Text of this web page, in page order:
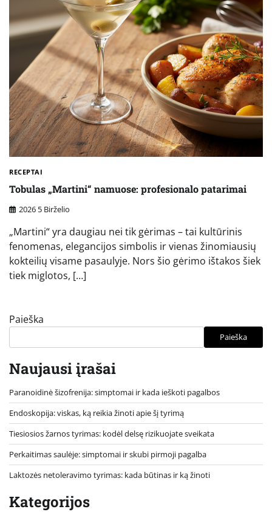
RECEPTAI
Tobulas „Martini“ namuose: profesionalo patarimai
2026 5 Birželio
„Martini“ yra daugiau nei tik gėrimas – tai kultūrinis
fenomenas, elegancijos simbolis ir vienas žinomiausių
kokteilių visame pasaulyje. Nors šio gėrimo ištakos šiek
tiek miglotos, […]
Paieška
Paieška
Naujausi įrašai
Paranoidinė šizofrenija: simptomai ir kada ieškoti pagalbos
Endoskopija: viskas, ką reikia žinoti apie šį tyrimą
Tiesiosios žarnos tyrimas: kodėl delsę rizikuojate sveikata
Perkaitimas saulėje: simptomai ir skubi pirmoji pagalba
Laktozės netoleravimo tyrimas: kada būtinas ir ką žinoti
Kategorijos